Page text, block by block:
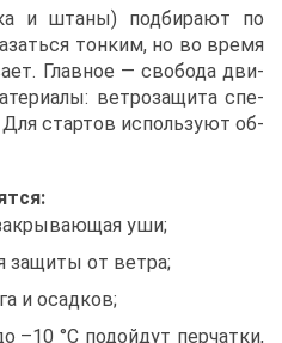
и шта­ны) под­би­ра­ют по
тон­ким, но во вре­мя
Глав­ное — сво­бо­да дви­
вет­ро­за­щи­та спе­
стар­тов ис­поль­зу­ют об­
уши;
за­щи­ты от вет­ра;
и осад­ков;
–10 °C по­дой­дут пер­чат­ки,